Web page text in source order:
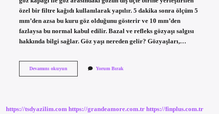
özel bir filtre kağıdı kullanılarak yapılır. 5 dakika sonra ölçüm 5
mm’den azsa bu kuru göz olduğunu gösterir ve 10 mm’den
fazlaysa bu normal kabul edilir. Bazal ve refleks gözyaşı salgısı
hakkında bilgi sağlar. Göz yaşı nereden gelir? Gözyaşları,…
Devamını okuyunGöz
Yorum Bırak
https://tsdyazilim.com https://grandeamore.com.tr https://finplus.com.tr